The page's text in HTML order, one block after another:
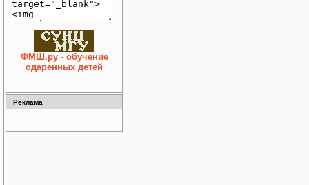
ФМШ.ру - обучение
одаренных детей
Реклама